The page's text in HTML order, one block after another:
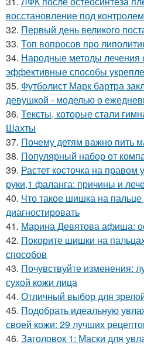
восстановление под контролем
32. Первый день великого
33. Топ вопросов про
34. Народные методы лечения
эффективные способы
35. Футболист Марк бартра
девушкой - моделью о
36. Тексты, которые стали
Шахты
37. Почему детям важно пить
38. Популярный набор от
39. Растет косточка на правом
руки,1 фаланга: причины и
40. Что такое шишка на пальце
диагностировать
41. Марина Девятова афиша:
42. Покорите шишки на
способов
43. Почувствуйте изменения:
сухой кожи лица
44. Отличный выбор для
45. Подобрать идеальную
своей кожи: 29 лучших
46. Заголовок 1: Маски для